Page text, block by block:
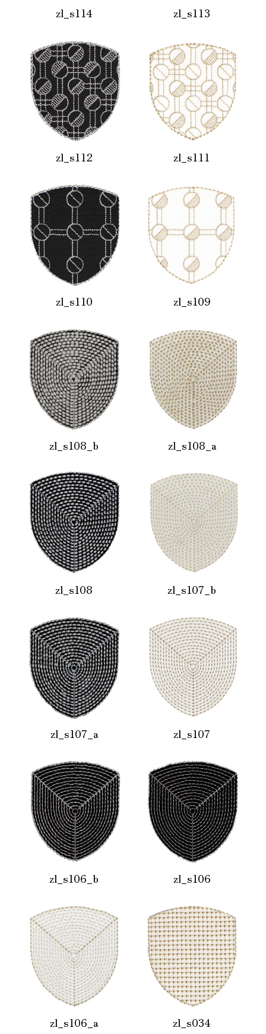
zl_s114 zl_s113
zl_s112 zl_s111
zl_s110 zl_s109
zl_s108_b zl_s108_a
zl_s108 zl_s107_b
zl_s107_a zl_s107
zl_s106_b zl_s106
zl_s106_a zl_s034